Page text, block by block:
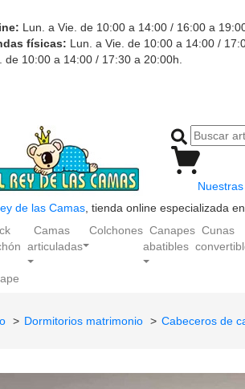
Lun. a Vie. de 10:00 a 14:00 / 16:00 a
físicas: Lun. a Vie. de 10:00 a 14:00 /
de 10:00 a 14:00 / 17:30 a 20:00h.
de las Camas , tienda online especializada
Camas
articuladas
Colchones Canapes
abatibles
Cunas
Dormitorios matrimonio Cabeceros de